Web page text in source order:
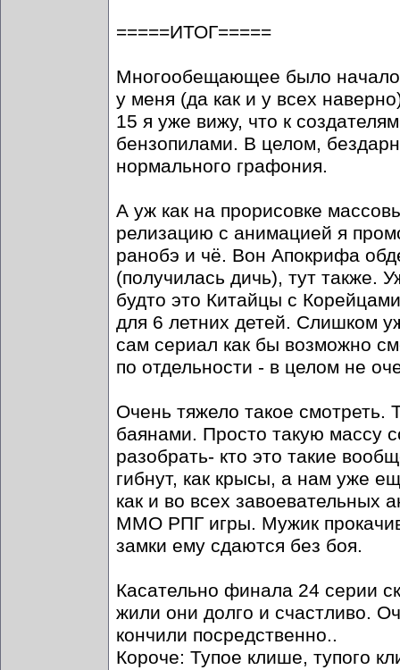
=====ИТОГ=====
Многообещающее было начало
у меня (да как и у всех
15 я уже вижу, что к
бензопилами. В целом,
нормального графония.
А уж как на прорисовке
релизацию с анимацией я
ранобэ и чё. Вон Апокрифа
(получилась дичь), тут также.
будто это Китайцы с
для 6 летних детей. Слишком
сам сериал как бы возможно
по отдельности - в целом не
Очень тяжело такое
баянами. Просто такую массу
разобрать- кто это такие
гибнут, как крысы, а нам уже
как и во всех завоевательных
ММО РПГ игры. Мужик
замки ему сдаются без боя.
Касательно финала 24 серии
жили они долго и счастливо.
кончили посредственно..
Короче: Тупое клише, тупого